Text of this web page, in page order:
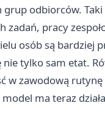
grup odbiorców.
zadań, pracy
osób są bardziej
nie tylko sam etat.
w zawodową
ma teraz